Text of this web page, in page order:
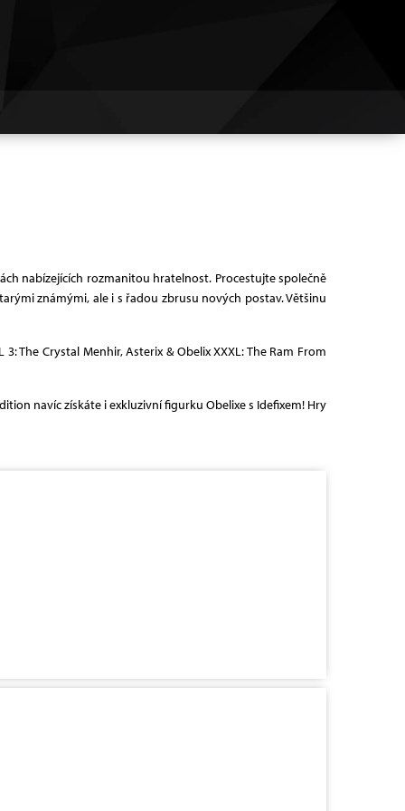
nabízejících rozmanitou hratelnost. Procestujte společně
známými, ale i s řadou zbrusu nových postav. Většinu
The Crystal Menhir, Asterix & Obelix XXXL: The Ram From
navíc získáte i exkluzivní figurku Obelixe s Idefixem! Hry